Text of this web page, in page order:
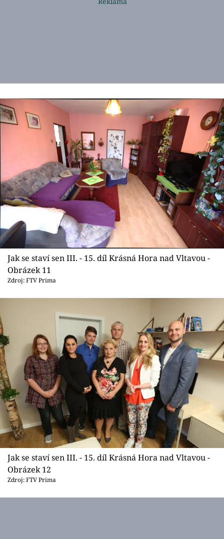
Jak se staví sen III. - 15. díl Krásná Hora nad Vltavou -
Obrázek 11
Zdroj: FTV Prima
Jak se staví sen III. - 15. díl Krásná Hora nad Vltavou -
Obrázek 12
Zdroj: FTV Prima